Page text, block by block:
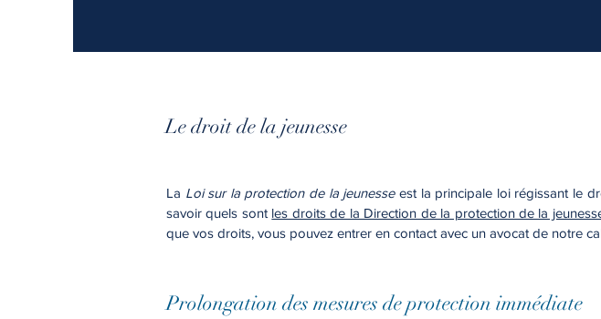
Le droit de la jeunesse
La Loi sur la protection de la jeunesseest la principale loi régissant le
savoir quels sont les droits de la Direction de la protection de la
que vos droits, vous pouvez entrer en contact avec un avocat de notre
Prolongation des mesures de protection immédiate